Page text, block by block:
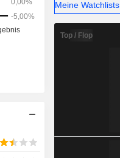
Meine Watchlists
Top / Flop